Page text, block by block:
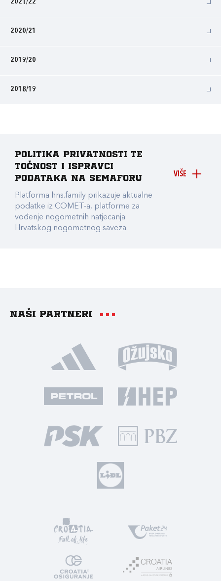
2021/22
2020/21
2019/20
2018/19
VIŠE
Politika privatnosti te
točnost i ispravci
podataka na Semaforu
Platforma hns.family prikazuje aktualne
podatke iz COMET-a, platforme za
vođenje nogometnih natjecanja
Hrvatskog nogometnog saveza.
Naši partneri